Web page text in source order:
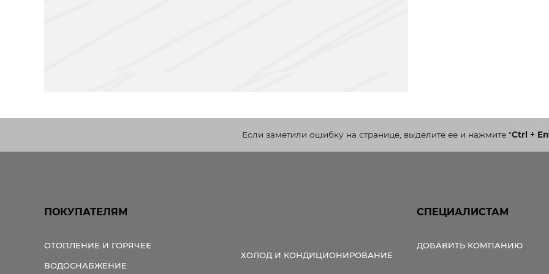
Если заметили ошибку на странице, выделите ее и нажмите"Ctrl +
ПОКУПАТЕЛЯМ
ОТОПЛЕНИЕ И ГОРЯЧЕЕ
ВОДОСНАБЖЕНИЕ
ХОЛОД И КОНДИЦИОНИРОВАНИЕ
СПЕЦИАЛИСТАМ
ДОБАВИТЬ КОМПАНИЮ